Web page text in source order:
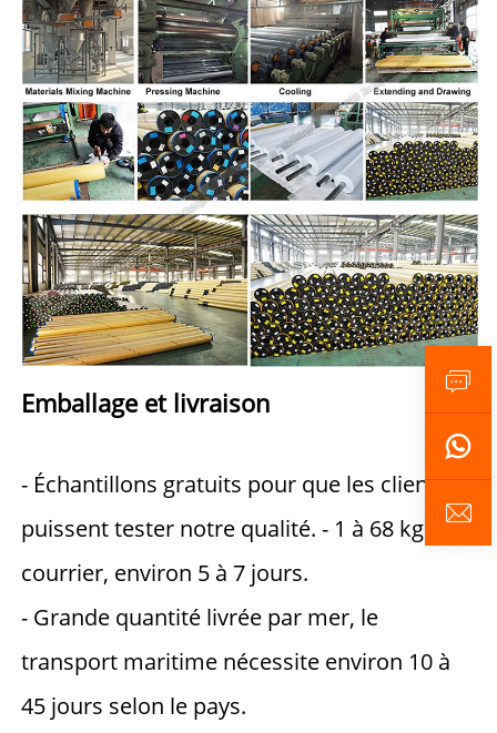
Emballage et livraison
- Échantillons gratuits pour que les clients
puissent tester notre qualité. - 1 à 68 kg par
courrier, environ 5 à 7 jours.
- Grande quantité livrée par mer, le
transport maritime nécessite environ 10 à
45 jours selon le pays.